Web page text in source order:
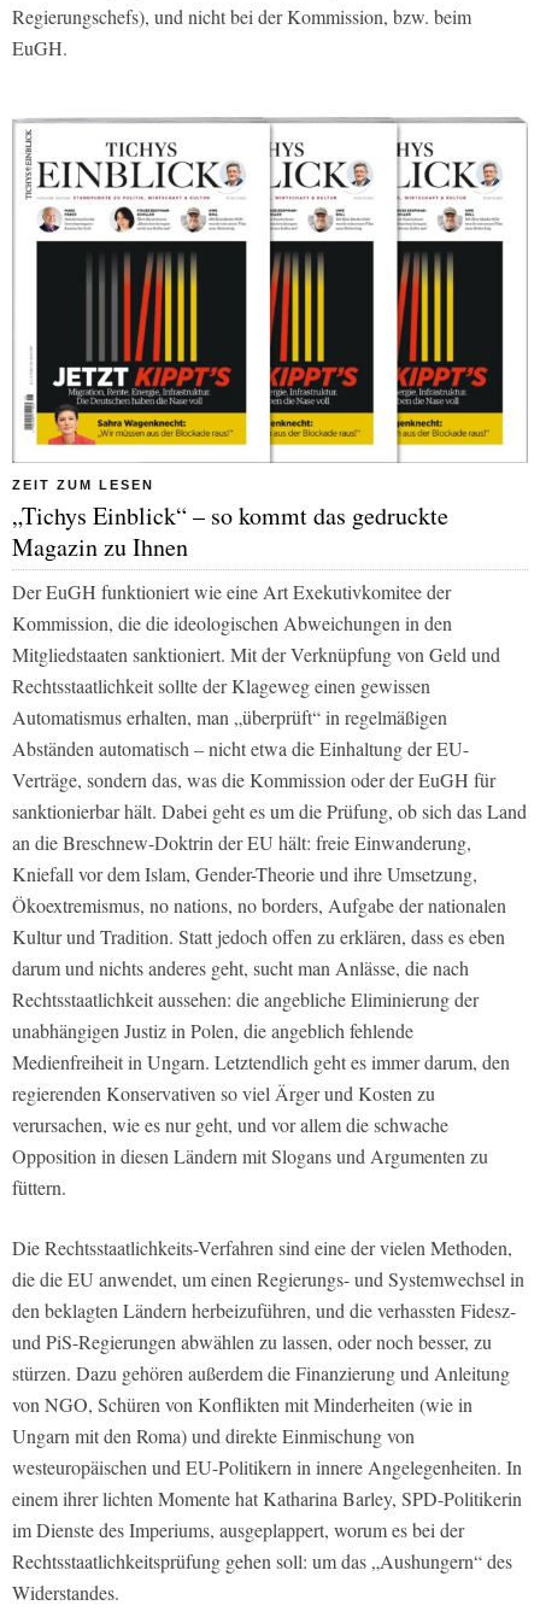
Regierungschefs), und nicht bei der Kommission, bzw. beim
EuGH.
ZEIT ZUM LESEN
„Tichys Einblick“ – so kommt das gedruckte
Magazin zu Ihnen
Der EuGH funktioniert wie eine Art Exekutivkomitee der
Kommission, die die ideologischen Abweichungen in den
Mitgliedstaaten sanktioniert. Mit der Verknüpfung von Geld und
Rechtsstaatlichkeit sollte der Klageweg einen gewissen
Automatismus erhalten, man „überprüft“ in regelmäßigen
Abständen automatisch – nicht etwa die Einhaltung der EU-
Verträge, sondern das, was die Kommission oder der EuGH für
sanktionierbar hält. Dabei geht es um die Prüfung, ob sich das Land
an die Breschnew-Doktrin der EU hält: freie Einwanderung,
Kniefall vor dem Islam, Gender-Theorie und ihre Umsetzung,
Ökoextremismus, no nations, no borders, Aufgabe der nationalen
Kultur und Tradition. Statt jedoch offen zu erklären, dass es eben
darum und nichts anderes geht, sucht man Anlässe, die nach
Rechtsstaatlichkeit aussehen: die angebliche Eliminierung der
unabhängigen Justiz in Polen, die angeblich fehlende
Medienfreiheit in Ungarn. Letztendlich geht es immer darum, den
regierenden Konservativen so viel Ärger und Kosten zu
verursachen, wie es nur geht, und vor allem die schwache
Opposition in diesen Ländern mit Slogans und Argumenten zu
füttern.
Die Rechtsstaatlichkeits-Verfahren sind eine der vielen Methoden,
die die EU anwendet, um einen Regierungs- und Systemwechsel in
den beklagten Ländern herbeizuführen, und die verhassten Fidesz-
und PiS-Regierungen abwählen zu lassen, oder noch besser, zu
stürzen. Dazu gehören außerdem die Finanzierung und Anleitung
von NGO, Schüren von Konflikten mit Minderheiten (wie in
Ungarn mit den Roma) und direkte Einmischung von
westeuropäischen und EU-Politikern in innere Angelegenheiten. In
einem ihrer lichten Momente hat Katharina Barley, SPD-Politikerin
im Dienste des Imperiums, ausgeplappert, worum es bei der
Rechtsstaatlichkeitsprüfung gehen soll: um das „Aushungern“ des
Widerstandes.